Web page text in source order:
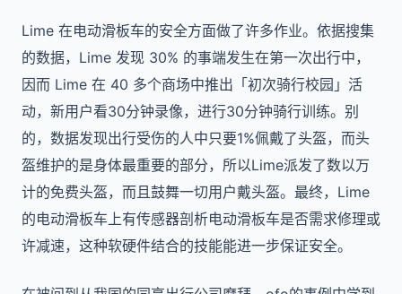
Lime 在电动滑板车的安全方面做了许多作业。依据搜集
的数据，Lime 发现 30% 的事端发生在第一次出行中，
因而 Lime 在 40 多个商场中推出「初次骑行校园」活
动，新用户看30分钟录像，进行30分钟骑行训练。别
的，数据发现出行受伤的人中只要1%佩戴了头盔，而头
盔维护的是身体最重要的部分，所以Lime派发了数以万
计的免费头盔，而且鼓舞一切用户戴头盔。最终，Lime
的电动滑板车上有传感器剖析电动滑板车是否需求修理或
许减速，这种软硬件结合的技能能进一步保证安全。